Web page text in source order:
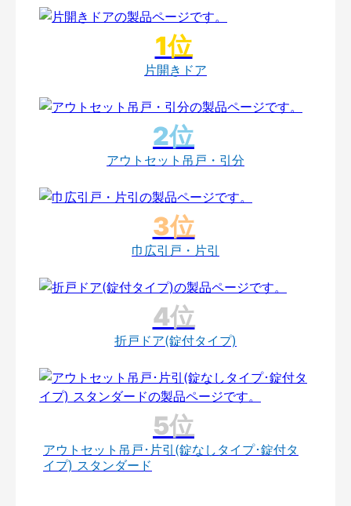
片開きドア
アウトセット吊戸・引分
巾広引戸・片引
折戸ドア(錠付タイプ)
アウトセット吊戸･片引(錠なしタイプ･錠付タ
イプ) スタンダード